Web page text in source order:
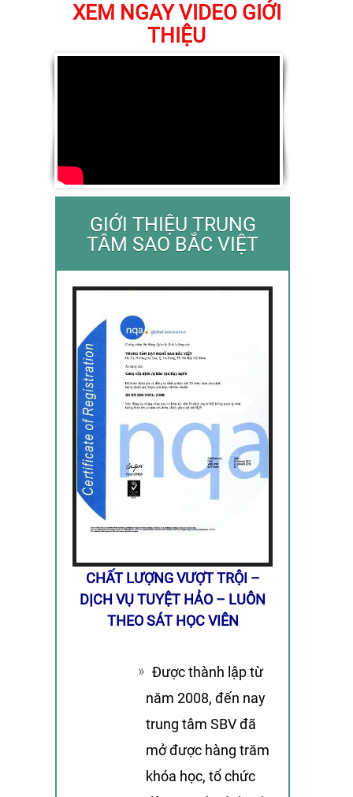
XEM NGAY VIDEO GIỚI
THIỆU
GIỚI THIỆU TRUNG
TÂM SAO BẮC VIỆT
CHẤT LƯỢNG VƯỢT TRỘI –
DỊCH VỤ TUYỆT HẢO – LUÔN
THEO SÁT HỌC VIÊN
Được thành lập từ
năm 2008, đến nay
trung tâm SBV đã
mở được hàng trăm
khóa học, tổ chức